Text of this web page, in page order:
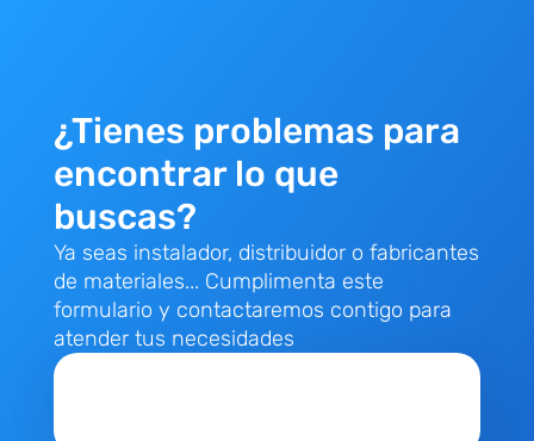
¿Tienes problemas para
encontrar lo que
buscas?
Ya seas instalador, distribuidor o fabricantes
de materiales... Cumplimenta este
formulario y contactaremos contigo para
atender tus necesidades